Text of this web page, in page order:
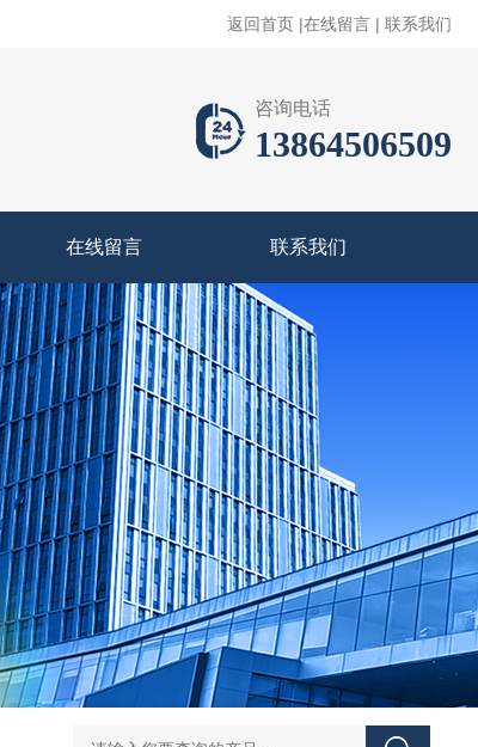
返回首页 |在线留言 | 联系我们
咨询电话
13864506509
在线留言 联系我们